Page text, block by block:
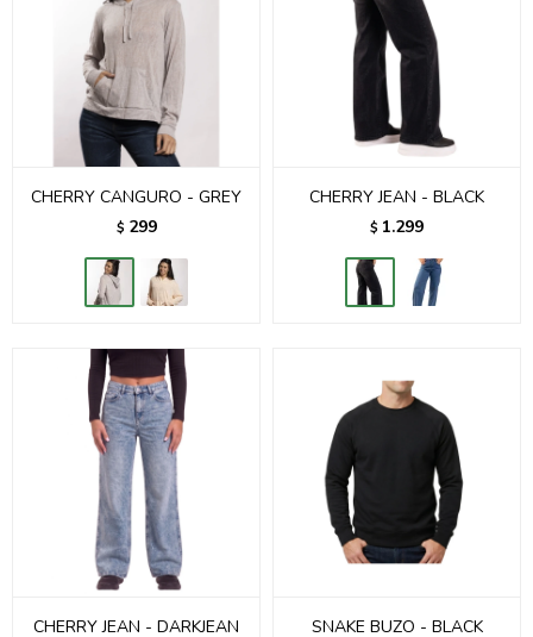
CHERRY CANGURO - GREY
$ 299
CHERRY JEAN - BLACK
$ 1.299
CHERRY JEAN - DARKJEAN SNAKE BUZO - BLACK